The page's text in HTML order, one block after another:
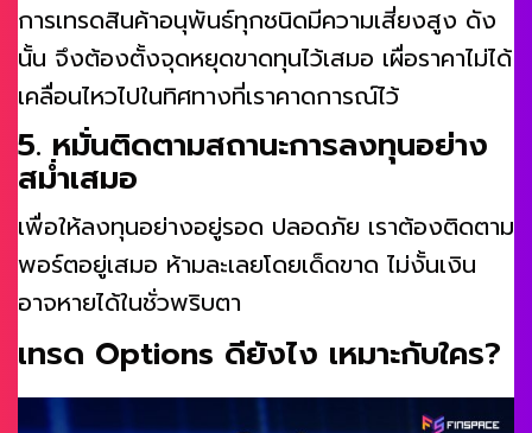
การเทรดสินค้าอนุพันธ์ทุกชนิดมีความเสี่ยงสูง ดัง
นั้น จึงต้องตั้งจุดหยุดขาดทุนไว้เสมอ เผื่อราคาไม่ได้
เคลื่อนไหวไปในทิศทางที่เราคาดการณ์ไว้
5. หมั่นติดตามสถานะการลงทุนอย่าง
สม่ำเสมอ
เพื่อให้ลงทุนอย่างอยู่รอด ปลอดภัย เราต้องติดตาม
พอร์ตอยู่เสมอ ห้ามละเลยโดยเด็ดขาด ไม่งั้นเงิน
อาจหายได้ในชั่วพริบตา
เทรด Options ดียังไง เหมาะกับใคร?